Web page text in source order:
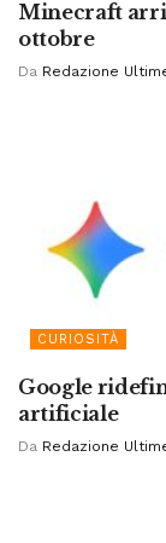
Minecraft
ottobre
Da Redazione
CURIOSITÀ
Google
artificiale
Da Redazione